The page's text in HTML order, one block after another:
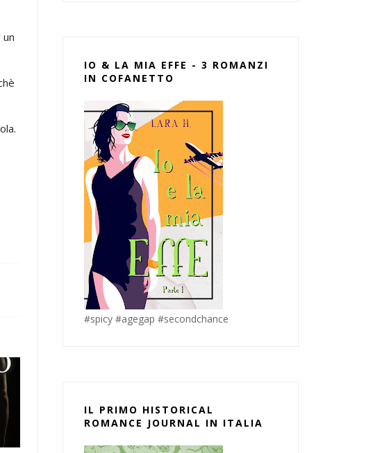
IO & LA MIA EFFE - 3 ROMANZI
IN COFANETTO
#spicy #agegap #secondchance
IL PRIMO HISTORICAL
ROMANCE JOURNAL IN ITALIA